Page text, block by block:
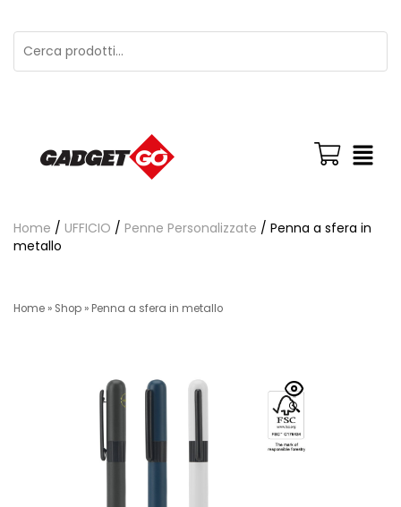
Home / UFFICIO / Penne Personalizzate / Penna a sfera in
metallo
Home » Shop » Penna a sfera in metallo
🔍